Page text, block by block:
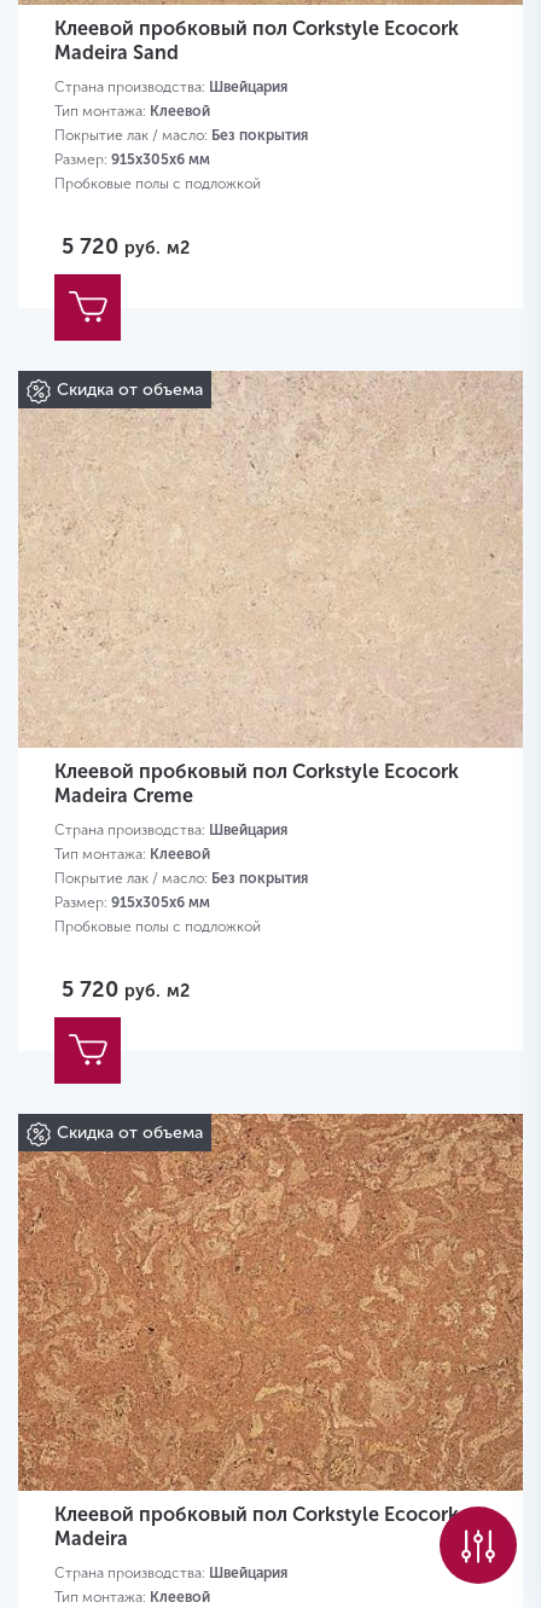
Клеевой пробковый пол Corkstyle Ecocork
Madeira Sand
Страна производства: Швейцария
Тип монтажа: Клеевой
Покрытие лак / масло: Без покрытия
Размер: 915х305х6 мм
Пробковые полы с подложкой
5 720 руб. м2
Скидка от объема
Клеевой пробковый пол Corkstyle Ecocork
Madeira Creme
Страна производства: Швейцария
Тип монтажа: Клеевой
Покрытие лак / масло: Без покрытия
Размер: 915х305х6 мм
Пробковые полы с подложкой
5 720 руб. м2
Скидка от объема
Клеевой пробковый пол Corkstyle Ecocork
Madeira
Страна производства: Швейцария
Тип монтажа: Клеевой